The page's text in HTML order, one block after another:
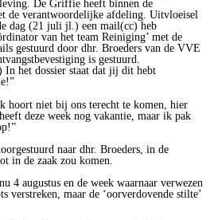
De Griffie heeft binnen de
de verantwoordelijke afdeling. Uitvloeisel
dag (21 juli jl.) een mail(cc) heb
van het team Reiniging’ met de
gestuurd door dhr. Broeders van de VVE
is gestuurd.
In het dossier staat dat jij dit hebt
hoort niet bij ons terecht te komen, hier
deze week nog vakantie, maar ik pak
naar dhr. Broeders, in de
in de zaak zou komen.
4 augustus en de week waarnaar verwezen
verstreken, maar de ‘oorverdovende stilte’